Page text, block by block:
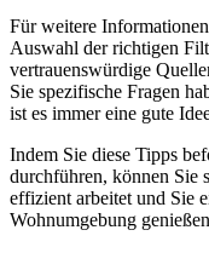
Für weitere
Auswahl der richtigen
vertrauenswürdige
Sie spezifische Fragen
ist es immer eine gute
Indem Sie diese Tipps
durchführen, können Sie
effizient arbeitet und Sie
Wohnumgebung